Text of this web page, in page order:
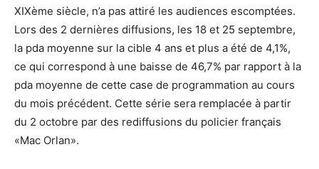
XIXème siècle, n’a pas attiré les audiences escomptées.
Lors des 2 dernières diffusions, les 18 et 25 septembre,
la pda moyenne sur la cible 4 ans et plus a été de 4,1%,
ce qui correspond à une baisse de 46,7% par rapport à la
pda moyenne de cette case de programmation au cours
du mois précédent. Cette série sera remplacée à partir
du 2 octobre par des rediffusions du policier français
«Mac Orlan».